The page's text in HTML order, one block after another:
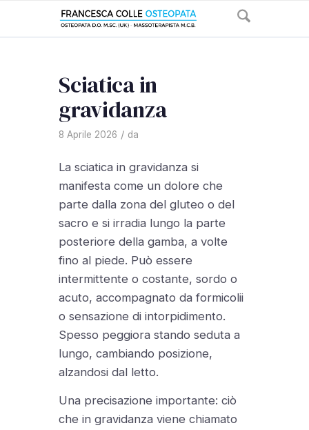
Sciatica in
gravidanza
8 Aprile 2026 / da
La sciatica in gravidanza si
manifesta come un dolore che
parte dalla zona del gluteo o del
sacro e si irradia lungo la parte
posteriore della gamba, a volte
fino al piede. Può essere
intermittente o costante, sordo o
acuto, accompagnato da formicolii
o sensazione di intorpidimento.
Spesso peggiora stando seduta a
lungo, cambiando posizione,
alzandosi dal letto.
Una precisazione importante: ciò
che in gravidanza viene chiamato